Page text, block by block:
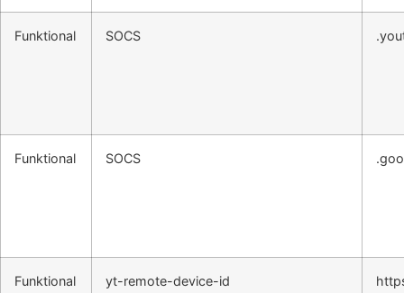
Funktional SOCS
Funktional SOCS
Funktional yt-remote-device-id